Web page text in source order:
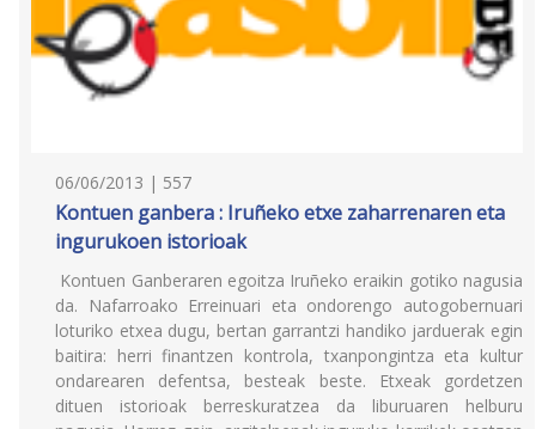
06/06/2013 | 557
Kontuen ganbera : Iruñeko etxe zaharrenaren eta
ingurukoen istorioak
Kontuen Ganberaren egoitza Iruñeko eraikin gotiko nagusia
da. Nafarroako Erreinuari eta ondorengo autogobernuari
loturiko etxea dugu, bertan garrantzi handiko jarduerak egin
baitira: herri finantzen kontrola, txanpongintza eta kultur
ondarearen defentsa, besteak beste. Etxeak gordetzen
dituen istorioak berreskuratzea da liburuaren helburu